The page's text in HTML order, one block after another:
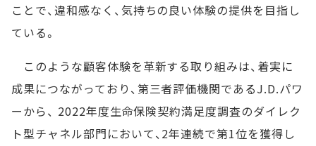
ことで、違和感なく、気持ちの良い体験の提供を目指し
ている。
このような顧客体験を革新する取り組みは、着実に
成果につながっており、第三者評価機関であるJ.D.パワ
ーから、 2022年度生命保険契約満足度調査のダイレク
ト型チャネル部門において、2年連続で第1位を獲得し